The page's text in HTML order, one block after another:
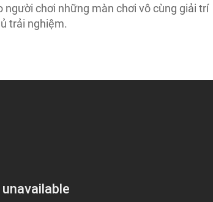
người chơi những màn chơi vô cùng giải trí
trải nghiệm.